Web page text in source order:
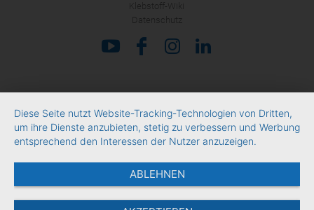
Klebstoff-Wiki
Datenschutz
Diese Seite nutzt Website-Tracking-Technologien von Dritten,
um ihre Dienste anzubieten, stetig zu verbessern und Werbung
entsprechend den Interessen der Nutzer anzuzeigen.
ABLEHNEN